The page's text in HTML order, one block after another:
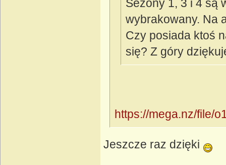
Sezony 1, 3 i 4 są
wybrakowany. Na
Czy posiada ktoś
się? Z góry
https://mega.nz/file/
Jeszcze raz dzięki